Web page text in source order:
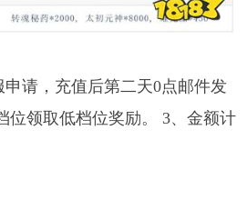
申请，充值后第二天0点邮件发
位领取低档位奖励。 3、金额计